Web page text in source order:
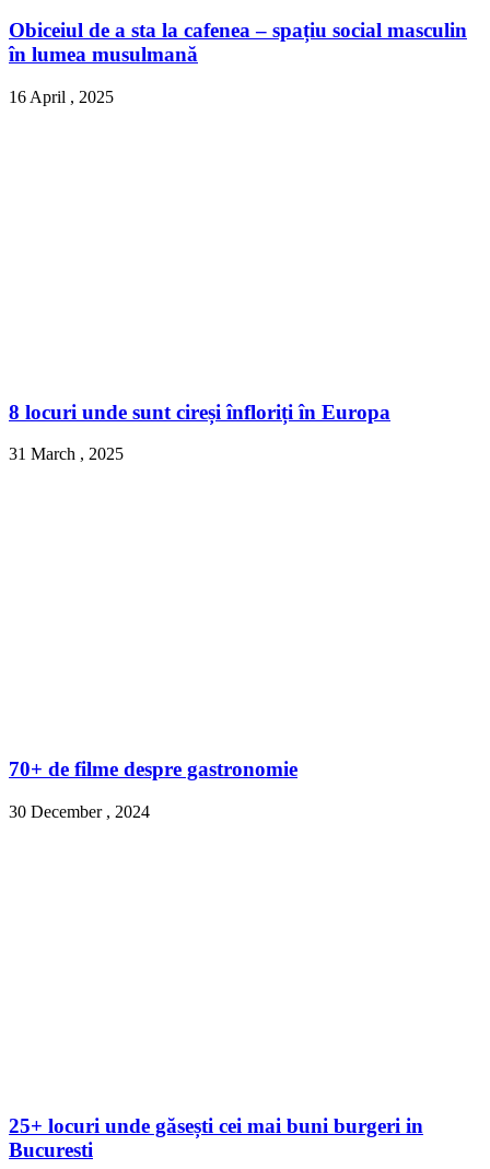
Obiceiul de a sta la cafenea – spațiu social masculin
în lumea musulmană
16 April , 2025
8 locuri unde sunt cireși înfloriți în Europa
31 March , 2025
70+ de filme despre gastronomie
30 December , 2024
25+ locuri unde găsești cei mai buni burgeri in
Bucuresti